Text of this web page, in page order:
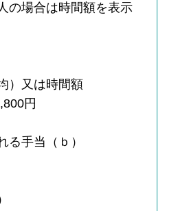
の場合は時間額を表示
）又は時間額
円
る手当（ｂ）